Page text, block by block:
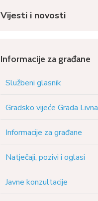
Vijesti i novosti
Informacije za građane
Službeni glasnik
Gradsko vijeće Grada Livna
Informacije za građane
Natječaji, pozivi i oglasi
Javne konzultacije